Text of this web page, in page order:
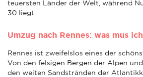
teuersten Länder der Welt, während
30 liegt.
Umzug nach Rennes: was mus
Rennes ist zweifelslos eines der
Von den felsigen Bergen der Alpen
den weiten Sandstränden der